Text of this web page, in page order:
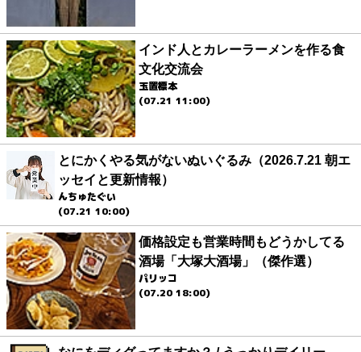
インド人とカレーラーメンを作る食
文化交流会
玉置標本
(07.21 11:00)
とにかくやる気がないぬいぐるみ（2026.7.21 朝エ
ッセイと更新情報）
んちゅたぐい
(07.21 10:00)
価格設定も営業時間もどうかしてる
酒場「大塚大酒場」（傑作選）
パリッコ
(07.20 18:00)